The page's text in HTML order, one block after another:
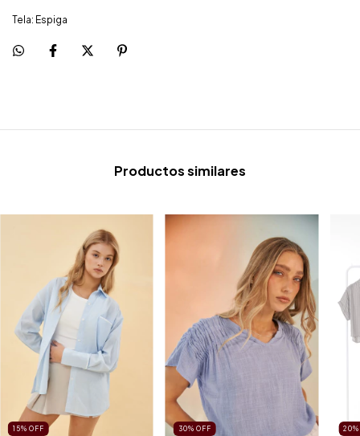
Tela: Espiga
Productos similares
15% OFF 30% OFF 20